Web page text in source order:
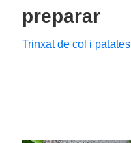
preparar
Trinxat de col i patates